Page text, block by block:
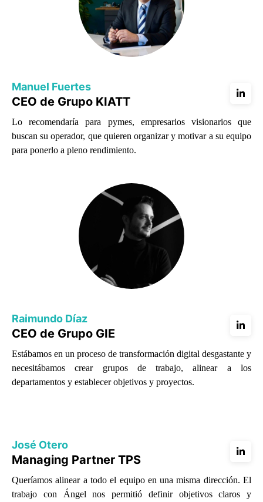
Manuel Fuertes
CEO de Grupo KIATT
Lo recomendaría para pymes, empresarios visionarios que
buscan su operador, que quieren organizar y motivar a su equipo
para ponerlo a pleno rendimiento.
Raimundo Díaz
CEO de Grupo GIE
Estábamos en un proceso de transformación digital desgastante y
necesitábamos crear grupos de trabajo, alinear a los
departamentos y establecer objetivos y proyectos.
José Otero
Managing Partner TPS
Queríamos alinear a todo el equipo en una misma dirección. El
trabajo con Ángel nos permitió definir objetivos claros y